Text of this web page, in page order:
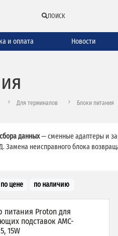
ПОИСК
и оплата Новости
Для терминалов Блоки питания
данных— сменные адаптеры и
Замена неисправного блока
по цене по наличию
питания Proton для
подставок AMC-
15W